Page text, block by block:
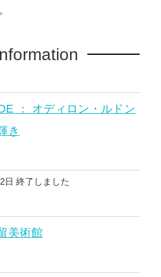
： オディロン・ルドン
き
日 終了しました
美術館